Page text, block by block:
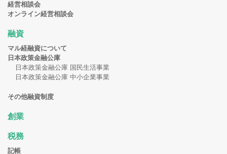
経営相談会
オンライン経営相談会
融資
マル経融資について
日本政策金融公庫
日本政策金融公庫 国民生活事業
日本政策金融公庫 中小企業事業
その他融資制度
創業
税務
記帳